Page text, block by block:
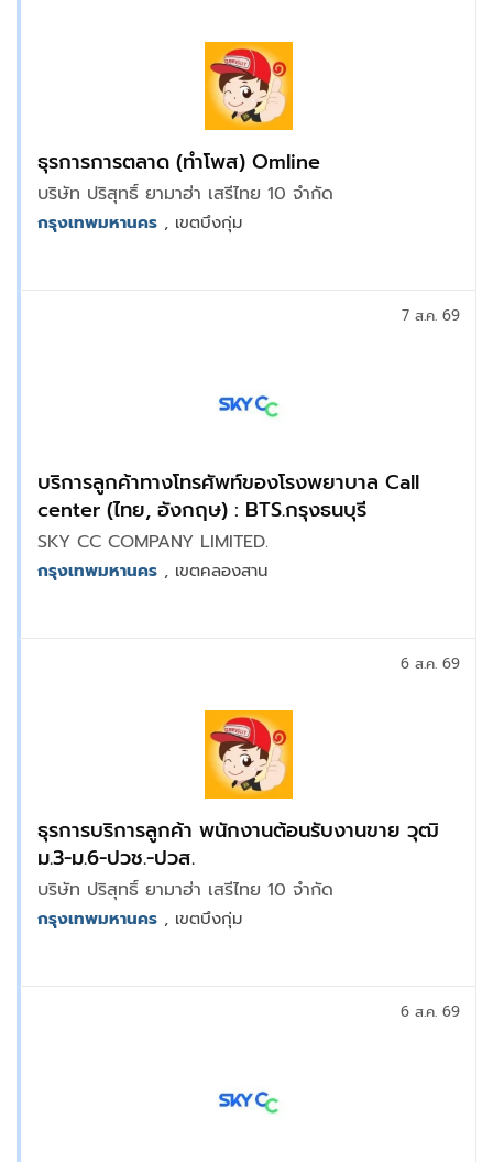
ธุรการการตลาด (ทำโพส) Omline
บริษัท ปริสุทธิ์ ยามาฮ่า เสรีไทย 10 จำกัด
กรุงเทพมหานคร , เขตบึงกุ่ม
บริการลูกค้าทางโทรศัพท์ของโรงพยาบาล Call
center (ไทย, อังกฤษ) : BTS.กรุงธนบุรี
SKY CC COMPANY LIMITED.
7 ส.ค. 69
กรุงเทพมหานคร , เขตคลองสาน
ธุรการบริการลูกค้า พนักงานต้อนรับงานขาย วุฒิ
ม.3-ม.6-ปวช.-ปวส.
บริษัท ปริสุทธิ์ ยามาฮ่า เสรีไทย 10 จำกัด
6 ส.ค. 69
กรุงเทพมหานคร , เขตบึงกุ่ม
6 ส.ค. 69